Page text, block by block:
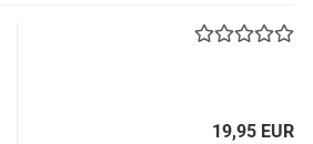
19,95 EUR